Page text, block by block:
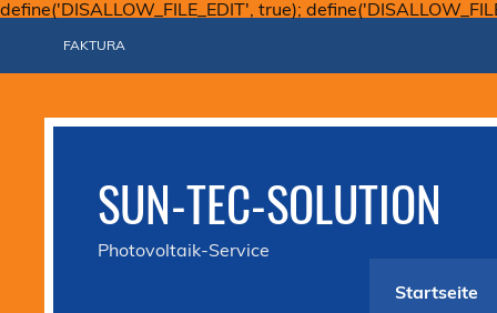
define('DISALLOW_FILE_EDIT', true);
FAKTURA
SUN-TEC-SOLUTION
Photovoltaik-Service
Startseite